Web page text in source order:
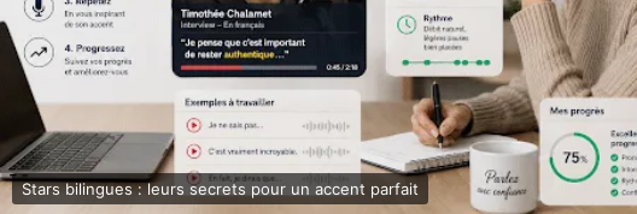
Stars bilingues : leurs secrets pour un accent parfait